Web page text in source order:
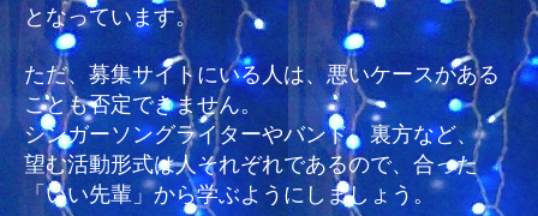
となっています。
ただ、募集サイトにいる人は、悪いケースがある
ことも否定できません。
シンガーソングライターやバンド、裏方など、
望む活動形式は人それぞれであるので、合った
「いい先輩」から学ぶようにしましょう。